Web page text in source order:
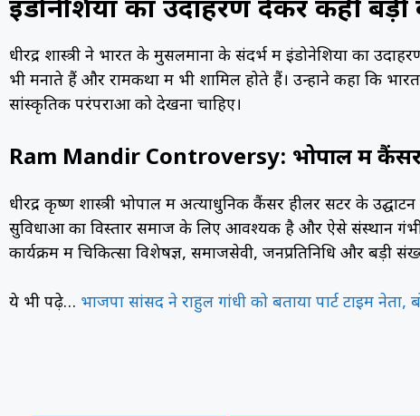
इंडोनेशिया का उदाहरण देकर कही बड़ी
धीरेंद्र शास्त्री ने भारत के मुसलमानों के संदर्भ में इंडोनेशिया का
भी मनाते हैं और रामकथा में भी शामिल होते हैं। उन्होंने कहा कि
सांस्कृतिक परंपराओं को देखना चाहिए।
Ram Mandir Controversy: भोपाल में कैंसर
धीरेंद्र कृष्ण शास्त्री भोपाल में अत्याधुनिक कैंसर हीलर सेंटर के
सुविधाओं का विस्तार समाज के लिए आवश्यक है और ऐसे संस्थान
कार्यक्रम में चिकित्सा विशेषज्ञ, समाजसेवी, जनप्रतिनिधि और बड़ी
ये भी पढ़े… भाजपा सांसद ने राहुल गांधी को बताया पार्ट टाइम